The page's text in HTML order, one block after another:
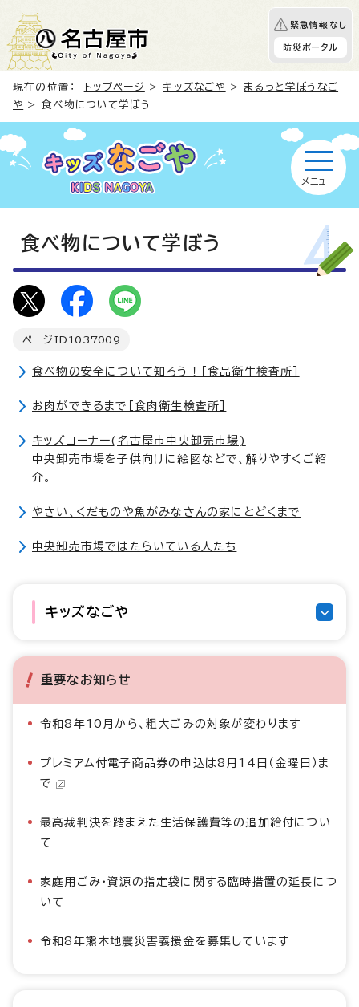
緊急情報なし
防災ポータル
現在の位置： トップページ >キッズなごや > まるっと学ぼうなご
や > 食べ物について学ぼう
メニュー
食べ物について学ぼう
ページID 1037009
食べ物の安全について知ろう！［食品衛生検査所］
お肉ができるまで［食肉衛生検査所］
キッズコーナー(名古屋市中央卸売市場)
中央卸売市場を子供向けに絵図などで、解りやすくご紹
介。
やさい、くだものや魚がみなさんの家にとどくまで
中央卸売市場ではたらいている人たち
キッズなごや
重要なお知らせ
令和8年10月から、粗大ごみの対象が変わります
プレミアム付電子商品券の申込は8月14日（金曜日）ま
で
最高裁判決を踏まえた生活保護費等の追加給付につい
て
家庭用ごみ・資源の指定袋に関する臨時措置の延長につ
いて
令和8年熊本地震災害義援金を募集しています